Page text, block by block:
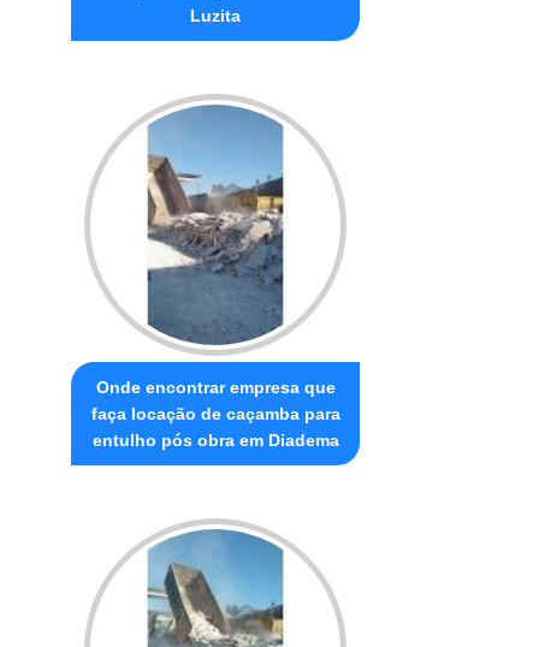
Luzita
Onde encontrar empresa que
faça locação de caçamba para
entulho pós obra em Diadema